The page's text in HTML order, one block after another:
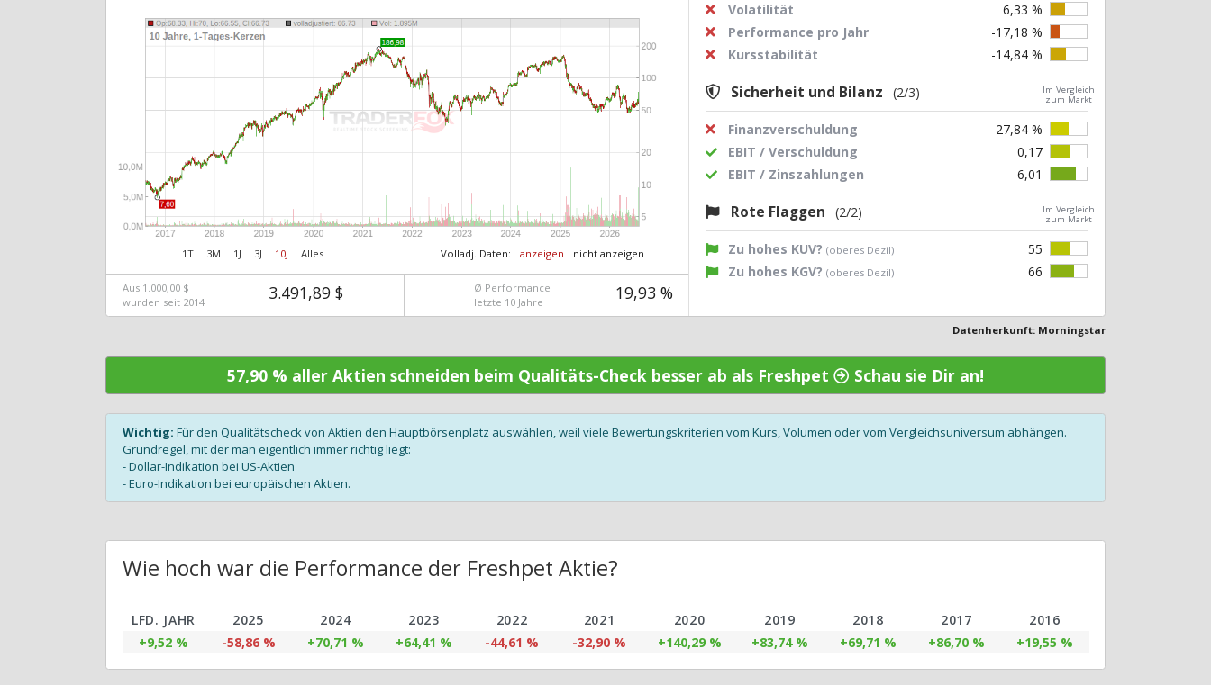
Volatilität
6,33 %
Performance pro Jahr
-17,18 %
Kursstabilität
-14,84 %
Sicherheit und Bilanz (2/3)
Im Vergleich
zum Markt
Finanzverschuldung
27,84 %
EBIT / Verschuldung
0,17
EBIT / Zinszahlungen
6,01
Rote Flaggen (2/2)
Im Vergleich
zum Markt
Zu hohes KUV?(oberes Dezil)
55
Zu hohes KGV?(oberes Dezil) 66
1T 3M 1J 3J 10J Alles Volladj. Daten: anzeigen nicht anzeigen
Aus 1.000,00 $
wurden seit 2014
3.491,89 $
Ø Performance
letzte 10 Jahre
19,93 %
Datenherkunft: Morningstar
57,90 % aller Aktien schneiden beim Qualitäts-Check besser ab als Freshpet Schau sie Dir an!
Wichtig: Für den Qualitätscheck von Aktien den Hauptbörsenplatz auswählen, weil viele Bewertungskriterien vom Kurs, Volumen oder vom Vergleichsuniversum abhängen.
Grundregel, mit der man eigentlich immer richtig liegt:
- Dollar-Indikation bei US-Aktien
- Euro-Indikation bei europäischen Aktien.
Wie hoch war die Performance der Freshpet Aktie?
LFD. JAHR 2025 2024 2023 2022 2021 2020 2019 2018 2017
2016
+9,52 %
-58,86 % +70,71 % +64,41 % -44,61 % -32,90 % +140,29 % +83,74 % +69,71 % +86,70 % +19,55 %